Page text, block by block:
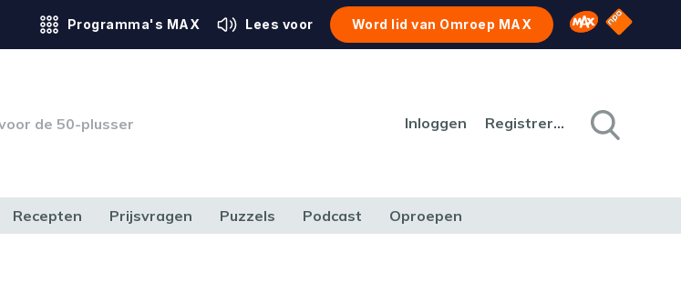
Programma's MAX Lees voor Word lid van Omroep MAX Omroep MAX
NPO
de 50-plusser Inloggen Registreren
Recepten Prijsvragen Puzzels Podcast Oproepen